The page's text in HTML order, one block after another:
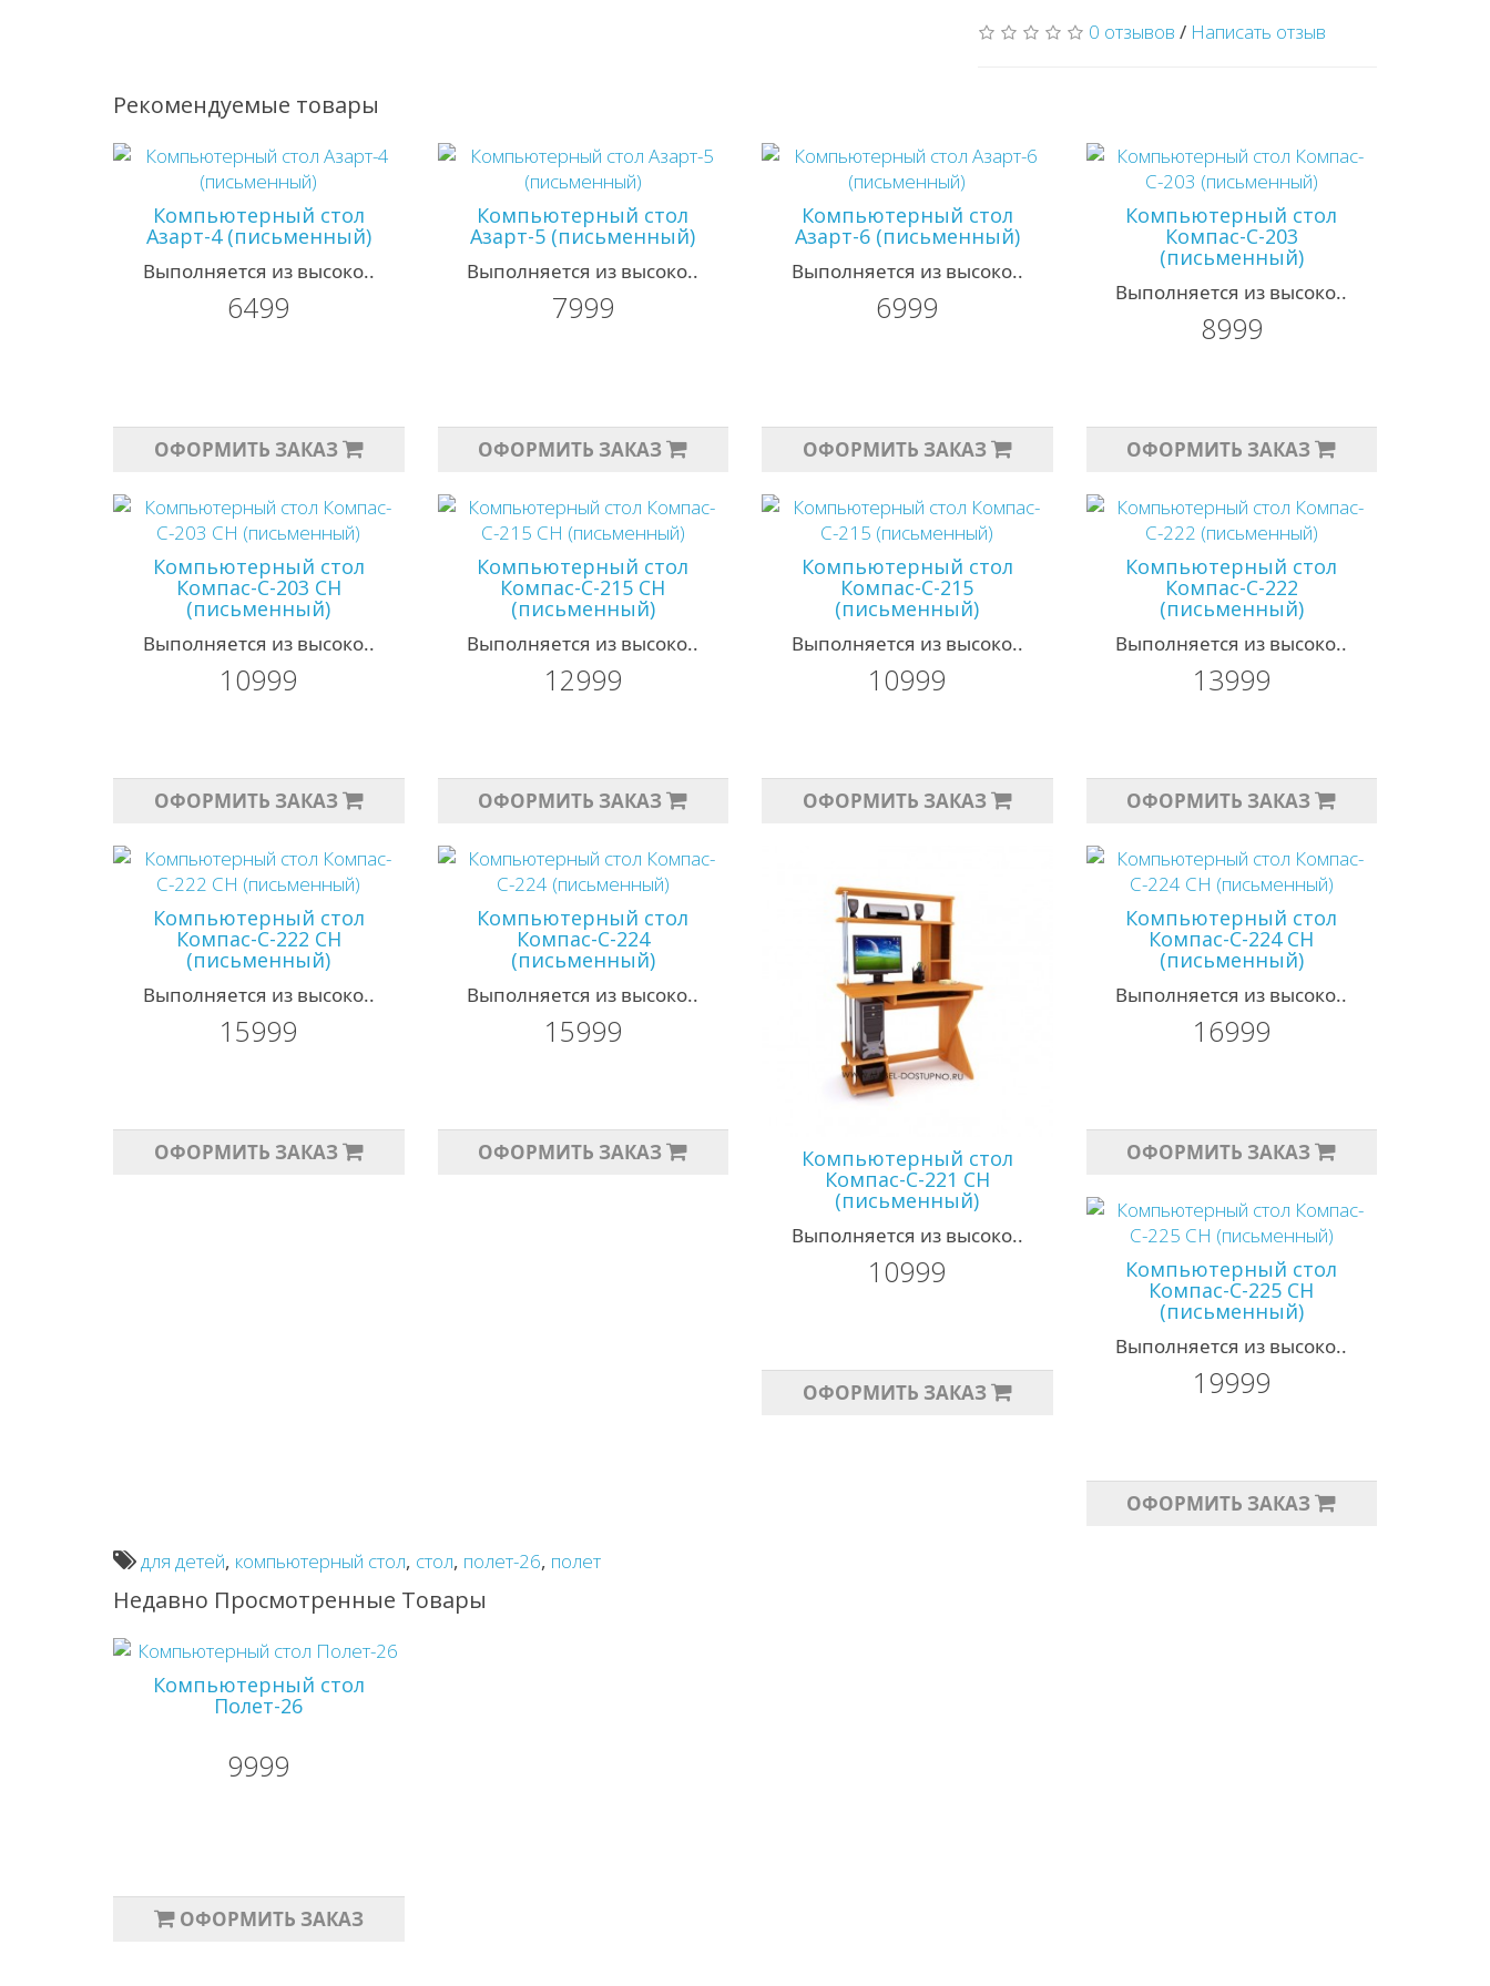
0 отзывов / Написать отзыв
Рекомендуемые товары
Компьютерный стол
Азарт-4 (письменный)
Выполняется из высоко..
6499
ОФОРМИТЬ ЗАКАЗ
Компьютерный стол
Азарт-5 (письменный)
Выполняется из высоко..
7999
ОФОРМИТЬ ЗАКАЗ
Компьютерный стол
Азарт-6 (письменный)
Выполняется из высоко..
6999
ОФОРМИТЬ ЗАКАЗ
Компьютерный стол
Компас-С-203
(письменный)
Выполняется из высоко..
8999
ОФОРМИТЬ ЗАКАЗ
Компьютерный стол
Компас-С-203 СН
(письменный)
Выполняется из высоко..
10999
ОФОРМИТЬ ЗАКАЗ
Компьютерный стол
Компас-С-215 СН
(письменный)
Выполняется из высоко..
12999
ОФОРМИТЬ ЗАКАЗ
Компьютерный стол
Компас-С-215
(письменный)
Выполняется из высоко..
10999
ОФОРМИТЬ ЗАКАЗ
Компьютерный стол
Компас-С-222
(письменный)
Выполняется из высоко..
13999
ОФОРМИТЬ ЗАКАЗ
Компьютерный стол
Компас-С-222 СН
(письменный)
Выполняется из высоко..
15999
ОФОРМИТЬ ЗАКАЗ
Компьютерный стол
Компас-С-224
(письменный)
Выполняется из высоко..
15999
ОФОРМИТЬ ЗАКАЗ Компьютерный стол
Компас-С-221 СН
(письменный)
Выполняется из высоко..
10999
ОФОРМИТЬ ЗАКАЗ
Компьютерный стол
Компас-С-224 СН
(письменный)
Выполняется из высоко..
16999
ОФОРМИТЬ ЗАКАЗ
Компьютерный стол
Компас-С-225 СН
(письменный)
Выполняется из высоко..
19999
ОФОРМИТЬ ЗАКАЗ
для детей, компьютерный стол, стол, полет-26, полет
Недавно Просмотренные Товары
Компьютерный стол
Полет-26
9999
ОФОРМИТЬ ЗАКАЗ